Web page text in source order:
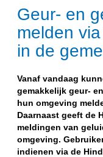
Geur- en
melden
in de
Vanaf vandaag
gemakkelijk geur-
hun omgeving
Daarnaast geeft de
meldingen van
omgeving.
indienen via de